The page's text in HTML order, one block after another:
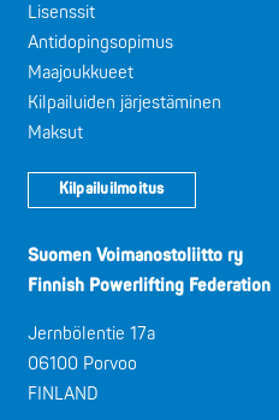
Lisenssit
Antidopingsopimus
Maajoukkueet
Kilpailuiden järjestäminen
Maksut
Kilpailuilmoitus
Suomen Voimanostoliitto ry
Finnish Powerlifting Federation
Jernbölentie 17a
06100 Porvoo
FINLAND